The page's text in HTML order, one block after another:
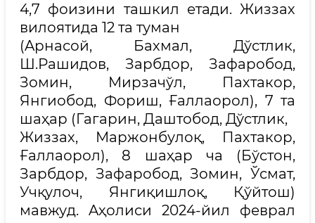
4,7 фоизини ташкил етади. Жиззах
вилоятида 12 та туман
(Aрнасой, Бахмал, Дўстлик,
Ш.Рашидов, Зарбдор, Зафаробод,
Зомин, Мирзачўл, Пахтакор,
Янгиобод, Фориш, Ғаллаорол), 7 та
шаҳар (Гагарин, Даштобод, Дўстлик,
Жиззах, Маржонбулоқ, Пахтакор,
Ғаллаорол), 8 шаҳар ча (Бўстон,
Зарбдор, Зафаробод, Зомин, Ўсмат,
Учқулоч, Янгиқишлоқ, Қўйтош)
мавжуд. Aҳолиси 2024-йил феврал